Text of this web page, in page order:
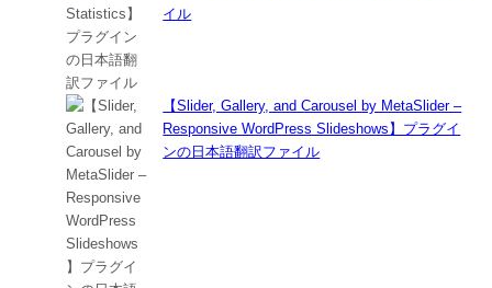
イル
【Slider, Gallery, and Carousel by MetaSlider –
Responsive WordPress Slideshows】プラグイ
ンの日本語翻訳ファイル